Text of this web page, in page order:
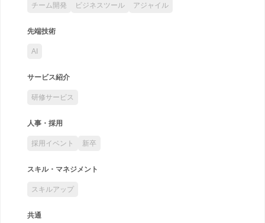
チーム開発 ビジネスツール アジャイル
先端技術
AI
サービス紹介
研修サービス
人事・採用
採用イベント 新卒
スキル・マネジメント
スキルアップ
共通